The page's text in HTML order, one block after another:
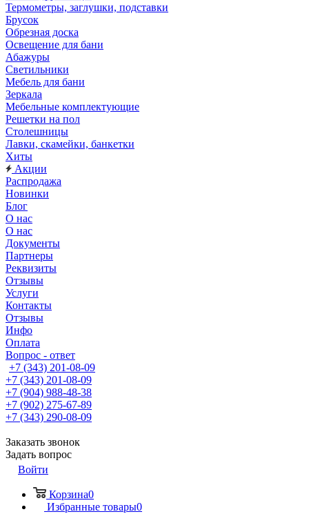
Термометры, заглушки, подставки
Брусок
Обрезная доска
Освещение для бани
Абажуры
Светильники
Мебель для бани
Зеркала
Мебельные комплектующие
Решетки на пол
Столешницы
Лавки, скамейки, банкетки
Хиты
Акции
Распродажа
Новинки
Блог
О нас
О нас
Документы
Партнеры
Реквизиты
Отзывы
Услуги
Контакты
Отзывы
Инфо
Оплата
Вопрос - ответ
+7 (343) 201-08-09
+7 (343) 201-08-09
+7 (904) 988-48-38
+7 (902) 275-67-89
+7 (343) 290-08-09
Заказать звонок
Задать вопрос
Войти
Корзина0
Избранные товары0